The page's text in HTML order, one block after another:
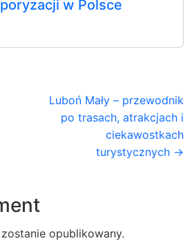
w Polsce
Luboń Mały – przewodnik
po trasach, atrakcjach i
ciekawostkach
turystycznych →
opublikowany.